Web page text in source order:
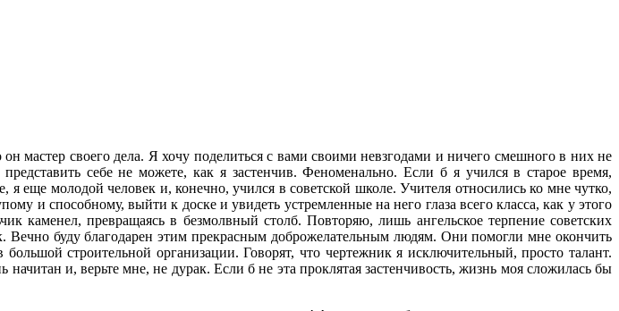
мастер своего дела. Я хочу поделиться с вами своими невзгодами и ничего смешного в них не
себе не можете, как я застенчив. Фено­менально. Если б я учился в старое время,
еще молодой человек и, конечно, учился в советской школе. Учителя относились ко мне чутко,
и способному, выйти к доске и увидеть устремленные на него глаза всего класса, как у этого
каменел, превращаясь в безмолвный столб. Повторяю, лишь ангельское терпение советских
Вечно буду благодарен этим прекрасным доброжелательным людям. Они помогли мне окончить
строительной организации. Говорят, что чертежник я исключи­тельный, просто талант.
и, верьте мне, не дурак. Если б не эта проклятая застенчивость, жизнь моя сложилась бы